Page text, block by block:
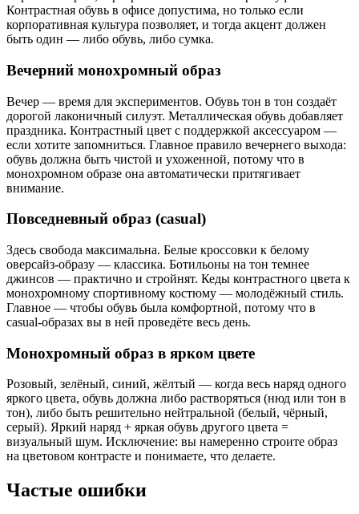
Контрастная обувь в офисе допустима, но только если
корпоративная культура позволяет, и тогда акцент должен
быть один — либо обувь, либо сумка.
Вечерний монохромный образ
Вечер — время для экспериментов. Обувь тон в тон создаёт
дорогой лаконичный силуэт. Металлическая обувь добавляет
праздника. Контрастный цвет с поддержкой аксессуаром —
если хотите запомниться. Главное правило вечернего выхода:
обувь должна быть чистой и ухоженной, потому что в
монохромном образе она автоматически притягивает
внимание.
Повседневный образ (casual)
Здесь свобода максимальна. Белые кроссовки к белому
оверсайз-образу — классика. Ботильоны на тон темнее
джинсов — практично и стройнят. Кеды контрастного цвета к
монохромному спортивному костюму — молодёжный стиль.
Главное — чтобы обувь была комфортной, потому что в
casual-образах вы в ней проведёте весь день.
Монохромный образ в ярком цвете
Розовый, зелёный, синий, жёлтый — когда весь наряд одного
яркого цвета, обувь должна либо растворяться (нюд или тон в
тон), либо быть решительно нейтральной (белый, чёрный,
серый). Яркий наряд + яркая обувь другого цвета =
визуальный шум. Исключение: вы намеренно строите образ
на цветовом контрасте и понимаете, что делаете.
Частые ошибки